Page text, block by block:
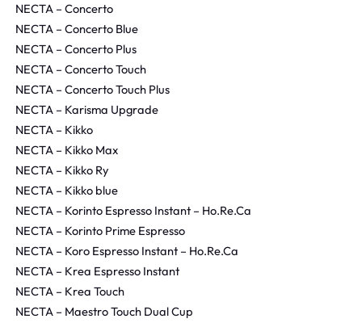
NECTA – Concerto
NECTA – Concerto Blue
NECTA – Concerto Plus
NECTA – Concerto Touch
NECTA – Concerto Touch Plus
NECTA – Karisma Upgrade
NECTA – Kikko
NECTA – Kikko Max
NECTA – Kikko Ry
NECTA – Kikko blue
NECTA – Korinto Espresso Instant – Ho.Re.Ca
NECTA – Korinto Prime Espresso
NECTA – Koro Espresso Instant – Ho.Re.Ca
NECTA – Krea Espresso Instant
NECTA – Krea Touch
NECTA – Maestro Touch Dual Cup